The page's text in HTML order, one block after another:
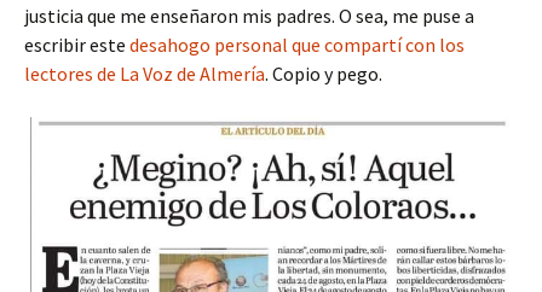
justicia que me enseñaron mis padres. O sea, me puse a
escribir este desahogo personal que compartí con los
lectores de La Voz de Almería. Copio y pego.